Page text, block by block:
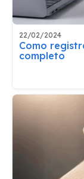
22/02/2024
Como
completo